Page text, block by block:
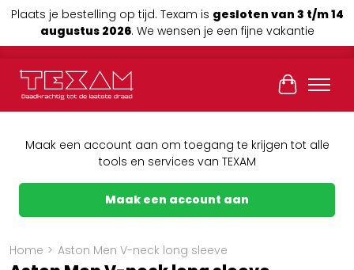
Plaats je bestelling op tijd. Texam is gesloten van 3 t/m 14
augustus 2026. We wensen je een fijne vakantie
Maak een account aan om toegang te krijgen tot alle
tools en services van TEXAM
Maak een account aan
Home > Aston Men V-neck long sleeve